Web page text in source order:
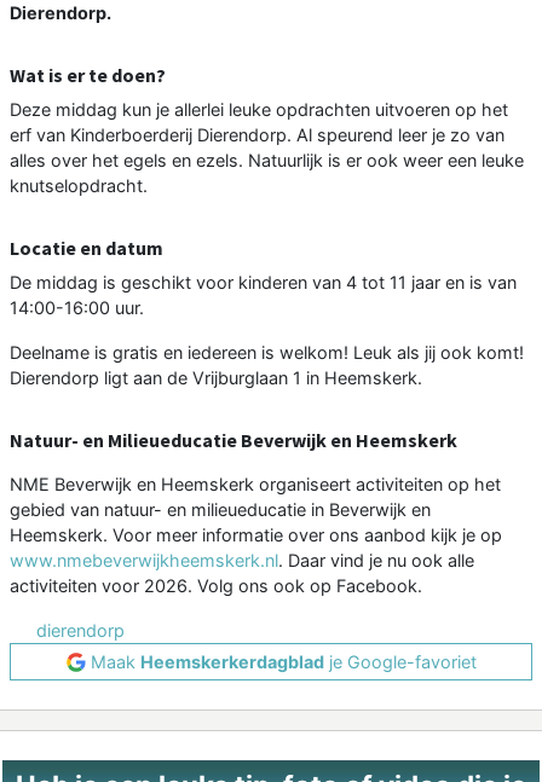
Dierendorp.
Wat is er te doen?
Deze middag kun je allerlei leuke opdrachten uitvoeren op het
erf van Kinderboerderij Dierendorp. Al speurend leer je zo van
alles over het egels en ezels. Natuurlijk is er ook weer een leuke
knutselopdracht.
Locatie en datum
De middag is geschikt voor kinderen van 4 tot 11 jaar en is van
14:00-16:00 uur.
Deelname is gratis en iedereen is welkom! Leuk als jij ook komt!
Dierendorp ligt aan de Vrijburglaan 1 in Heemskerk.
Natuur- en Milieueducatie Beverwijk en Heemskerk
NME Beverwijk en Heemskerk organiseert activiteiten op het
gebied van natuur- en milieueducatie in Beverwijk en
Heemskerk. Voor meer informatie over ons aanbod kijk je op
www.nmebeverwijkheemskerk.nl. Daar vind je nu ook alle
activiteiten voor 2026. Volg ons ook op Facebook.
dierendorp
Maak Heemskerkerdagbladje Google-favoriet